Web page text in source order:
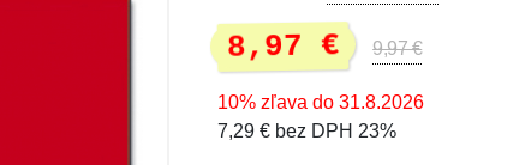
8,97 € 9,97 €
10% zľava do 31.8.2026
7,29 € bez DPH 23%